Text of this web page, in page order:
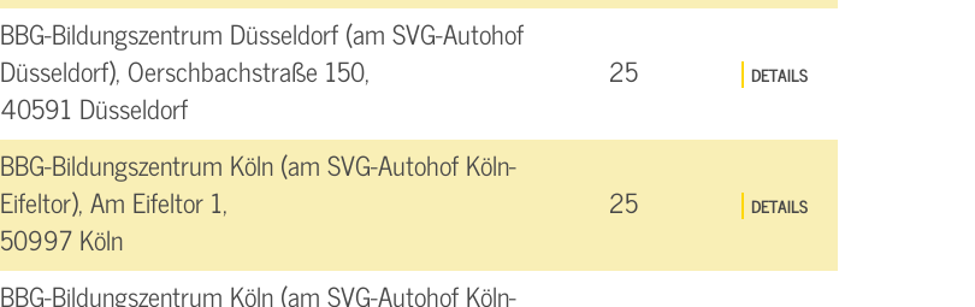
BBG-Bildungszentrum Düsseldorf (am SVG-Autohof
Düsseldorf), Oerschbachstraße 150,
40591 Düsseldorf
25 DETAILS
BBG-Bildungszentrum Köln (am SVG-Autohof Köln-
Eifeltor), Am Eifeltor 1,
50997 Köln
25 DETAILS
BBG-Bildungszentrum Köln (am SVG-Autohof Köln-